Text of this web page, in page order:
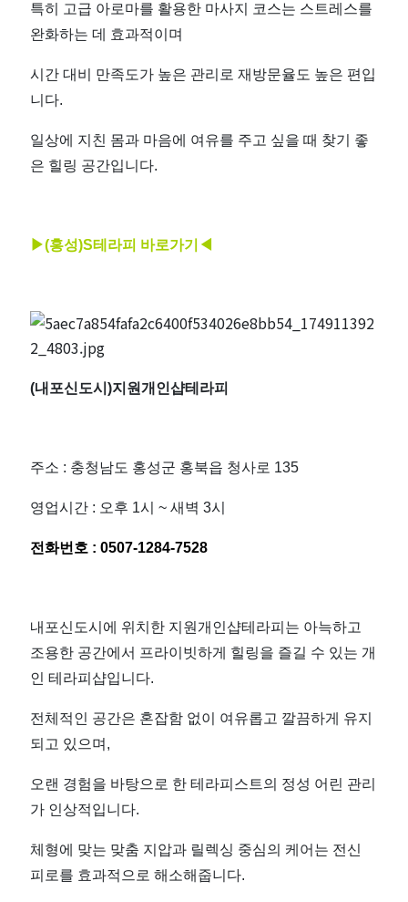
특히 고급 아로마를 활용한 마사지 코스는 스트레스를
완화하는 데 효과적이며
시간 대비 만족도가 높은 관리로 재방문율도 높은 편입
니다.
일상에 지친 몸과 마음에 여유를 주고 싶을 때 찾기 좋
은 힐링 공간입니다.
▶(홍성)S테라피 바로가기◀
(내포신도시)지원개인샵테라피
주소 : 충청남도 홍성군 홍북읍 청사로 135
영업시간 : 오후 1시 ~ 새벽 3시
전화번호 :0507-1284-7528
내포신도시에 위치한 지원개인샵테라피는 아늑하고
조용한 공간에서 프라이빗하게 힐링을 즐길 수 있는 개
인 테라피샵입니다.
전체적인 공간은 혼잡함 없이 여유롭고 깔끔하게 유지
되고 있으며,
오랜 경험을 바탕으로 한 테라피스트의 정성 어린 관리
가 인상적입니다.
체형에 맞는 맞춤 지압과 릴렉싱 중심의 케어는 전신
피로를 효과적으로 해소해줍니다.